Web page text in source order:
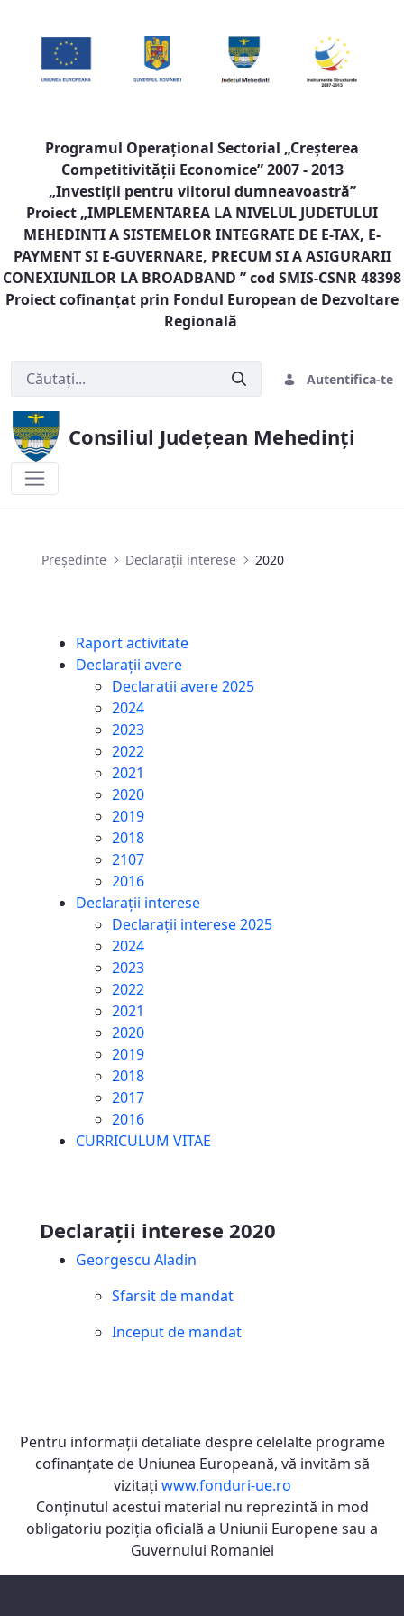
Programul Operaţional Sectorial „Creşterea
Competitivităţii Economice” 2007 - 2013
„Investiţii pentru viitorul dumneavoastră”
Proiect „IMPLEMENTAREA LA NIVELUL JUDETULUI
MEHEDINTI A SISTEMELOR INTEGRATE DE E-TAX, E-
PAYMENT SI E-GUVERNARE, PRECUM SI A ASIGURARII
CONEXIUNILOR LA BROADBAND ” cod SMIS-CSNR 48398
Proiect cofinanţat prin Fondul European de Dezvoltare
Regională
Autentifica-te
Consiliul Județean Mehedinți
Președinte Declarații interese 2020
Raport activitate
Declarații avere
Declaratii avere 2025
2024
2023
2022
2021
2020
2019
2018
2107
2016
Declarații interese
Declarații interese 2025
2024
2023
2022
2021
2020
2019
2018
2017
2016
CURRICULUM VITAE
Declarații interese 2020
Georgescu Aladin
Sfarsit de mandat
Inceput de mandat
Pentru informaţii detaliate despre celelalte programe
cofinanţate de Uniunea Europeană, vă invităm să
vizitaţi www.fonduri-ue.ro
Conţinutul acestui material nu reprezintă in mod
obligatoriu poziţia oficială a Uniunii Europene sau a
Guvernului Romaniei